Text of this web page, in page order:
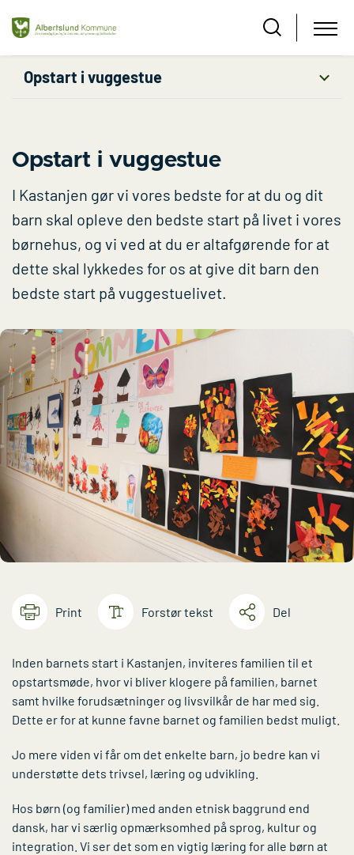
Opstart i vuggestue
Opstart i vuggestue
I Kastanjen gør vi vores bedste for at du og dit
barn skal opleve den bedste start på livet i vores
børnehus, og vi ved at du er altafgørende for at
dette skal lykkedes for os at give dit barn den
bedste start på vuggestuelivet.
Print Forstør tekst Del
Inden barnets start i Kastanjen, inviteres familien til et
opstartsmøde, hvor vi bliver klogere på familien, barnet
samt hvilke forudsætninger og livsvilkår de har med sig.
Dette er for at kunne favne barnet og familien bedst muligt.
Jo mere viden vi får om det enkelte barn, jo bedre kan vi
understøtte dets trivsel, læring og udvikling.
Hos børn (og familier) med anden etnisk baggrund end
dansk, har vi særlig opmærksomhed på sprog, kultur og
integration. Vi ser det som en vigtig læring for alle børn at